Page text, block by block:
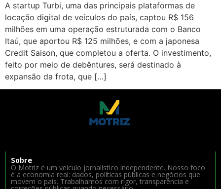
A startup Turbi, uma das principais plataformas de
locação digital de veículos do país, captou R$ 156
milhões em uma operação estruturada com o Banco
Itaú, que aportou R$ 125 milhões, e com a japonesa
Credit Saison, que completou a oferta. O investimento,
feito por meio de debêntures, será destinado à
expansão da frota, que […]
Sobre
O Motriz é um veículo jornalístico independente. Nosso foco
é a economia real: dados, políticas públicas e negócios que
movem o país. Trabalhamos com rigor, transparência e